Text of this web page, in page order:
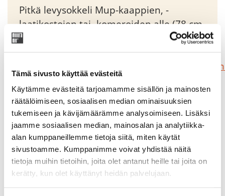
Tämä sivusto käyttää evästeitä
Käytämme evästeitä tarjoamamme sisällön ja mainosten
räätälöimiseen, sosiaalisen median ominaisuuksien
tukemiseen ja kävijämäärämme analysoimiseen. Lisäksi
jaamme sosiaalisen median, mainosalan ja analytiikka-
alan kumppaneillemme tietoja siitä, miten käytät
sivustoamme. Kumppanimme voivat yhdistää näitä
tietoja muihin tietoihin, joita olet antanut heille tai joita on
kerätty, kun olet käyttänyt heidän palvelujaan.
Pitkä levysokkeli Mup-kaappien, -
laatikostojen tai -komeroiden alle (78 cm
+ 52 cm + 78 cm). Ei sisällä jalkoja.
Jalkojen tarve 5 kpl
https://muurame.com/kategoria/elementit/
mup/
319,00€
Original
price
was:
319,00 €.
271,15€
Current
price
is:
271,15 €.
Tuotekoodi: 83900